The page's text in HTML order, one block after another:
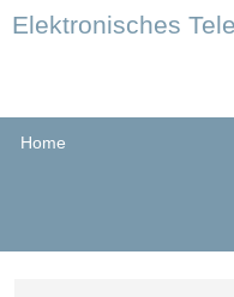
Elektronisches
Home